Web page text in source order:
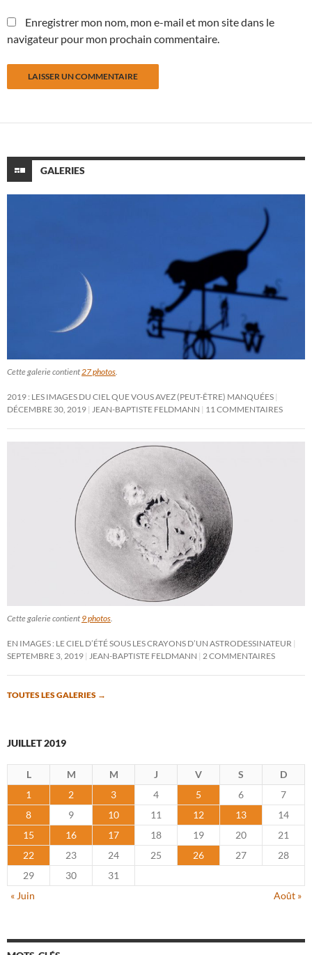
Enregistrer mon nom, mon e-mail et mon site dans le
navigateur pour mon prochain commentaire.
GALERIES
Cette galerie contient 27 photos
2019 : LES IMAGES DU CIEL QUE VOUS AVEZ (PEUT-ÊTRE) MANQUÉES
DÉCEMBRE 30, 2019
JEAN-BAPTISTE FELDMANN 11 COMMENTAIRES
Cette galerie contient 9 photos.
EN IMAGES : LE CIEL D’ÉTÉ SOUS LES CRAYONS D’UN ASTRODESSINATEUR
SEPTEMBRE 3, 2019 JEAN-BAPTISTE FELDMANN 2 COMMENTAIRES
TOUTES LES GALERIES →
JUILLET 2019
L M M J V S
D
1
2 3 4 5 6
7
8
9 10 11 12 13
14
15
16 17 18 19 20
21
22
23 24 25 26 27
28
29
30
31
« Juin
Août »